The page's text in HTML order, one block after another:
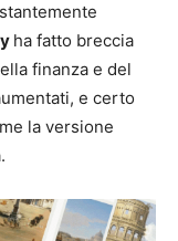
ha fatto breccia
finanza e del
e certo
la versione